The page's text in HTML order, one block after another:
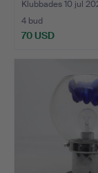
Klubbades 10 jul
4 bud
70 USD